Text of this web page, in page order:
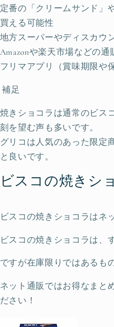
定番の「クリームサンド」
買える可能性
地方スーパーやディスカウ
Amazonや楽天市場などの通
フリマアプリ（賞味期限や
補足
焼きショコラは通常のビス
刻を望む声も多いです。
グリコは人気のあった限定
と良いです。
ビスコの焼きシ
ビスコの焼きショコラはネ
ビスコの焼きショコラは、
ですが在庫限りではあるも
ネット通販ではお得なまと
ださい！